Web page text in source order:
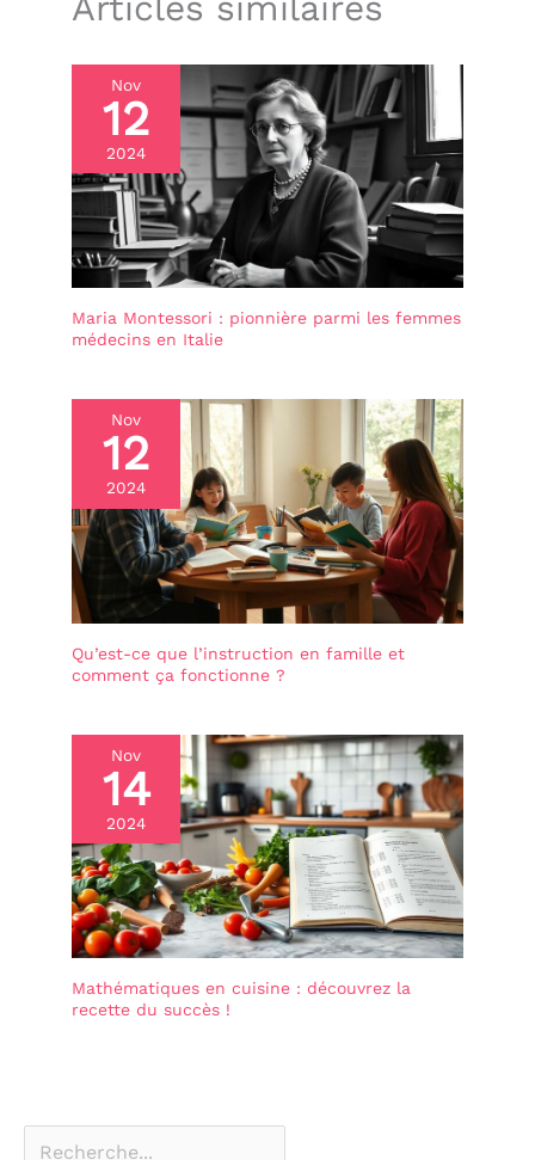
Nov
12
2024
Maria Montessori : pionnière parmi les femmes
médecins en Italie
Nov
12
2024
Qu’est-ce que l’instruction en famille et
comment ça fonctionne ?
Nov
14
2024
Mathématiques en cuisine : découvrez la
recette du succès !